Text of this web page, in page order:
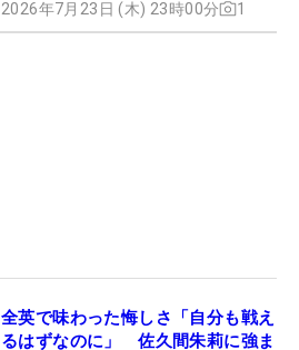
2026年7月23日 (木) 23時00分 1
全英で味わった悔しさ「自分も戦え
るはずなのに」 佐久間朱莉に強ま